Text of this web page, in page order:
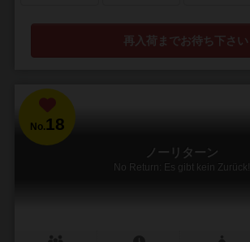
再入荷までお待ち下さい
No.18
ノーリターン
No Return: Es gibt kein Zurück!